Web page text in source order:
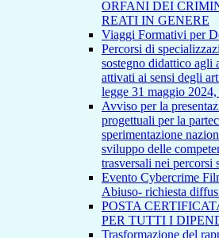
ORFANI DEI
REATI IN GENERE
Viaggi Formativi per
Percorsi di
sostegno didattico agli
attivati ai sensi degli
legge 31 maggio 2024,
Avviso per la
progettuali per la
sperimentazione
sviluppo delle
trasversali nei percorsi
Evento Cybercrime
Abiuso- richiesta
POSTA
PER TUTTI I
Trasformazione del